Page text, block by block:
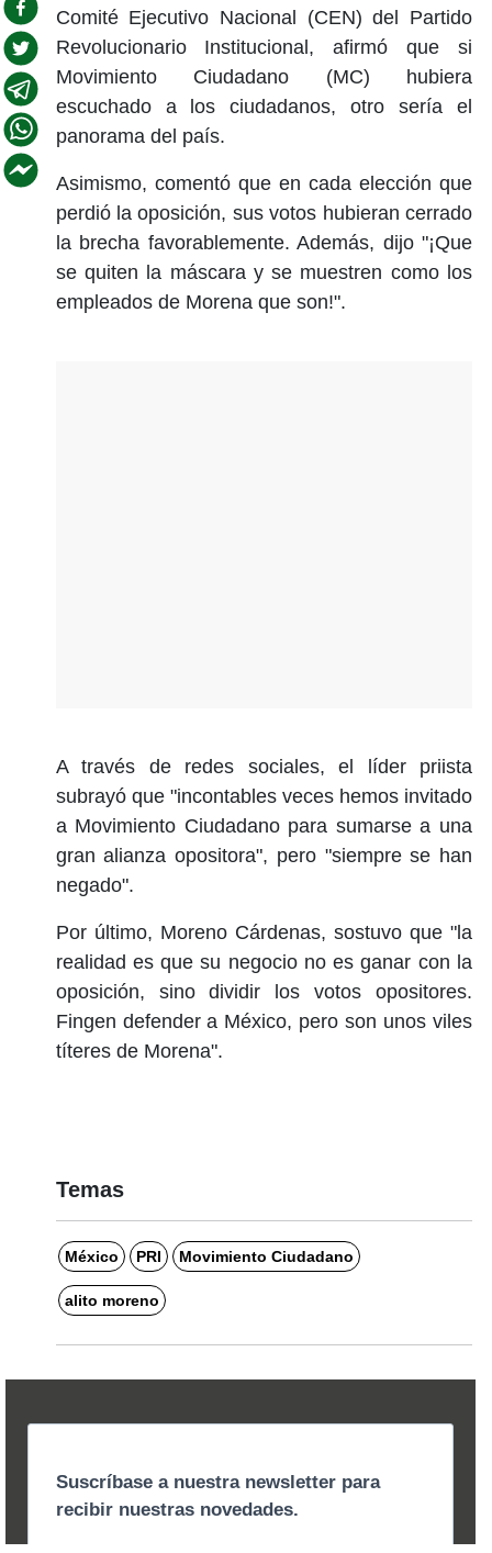
Comité Ejecutivo Nacional (CEN) del Partido
Revolucionario Institucional, afirmó que si
Movimiento Ciudadano (MC) hubiera
escuchado a los ciudadanos, otro sería el
panorama del país.
Asimismo, comentó que en cada elección que
perdió la oposición, sus votos hubieran cerrado
la brecha favorablemente. Además, dijo "¡Que
se quiten la máscara y se muestren como los
empleados de Morena que son!".
A través de redes sociales, el líder priista
subrayó que "incontables veces hemos invitado
a Movimiento Ciudadano para sumarse a una
gran alianza opositora", pero "siempre se han
negado".
Por último, Moreno Cárdenas, sostuvo que "la
realidad es que su negocio no es ganar con la
oposición, sino dividir los votos opositores.
Fingen defender a México, pero son unos viles
títeres de Morena".
Temas
México PRI Movimiento Ciudadano
alito moreno